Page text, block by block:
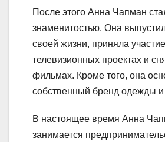
После этого Анна Чапман
знаменитостью. Она
своей жизни, приняла
телевизионных проектах и
фильмах. Кроме того, она
собственный бренд одежды и
В настоящее время Анна
занимается